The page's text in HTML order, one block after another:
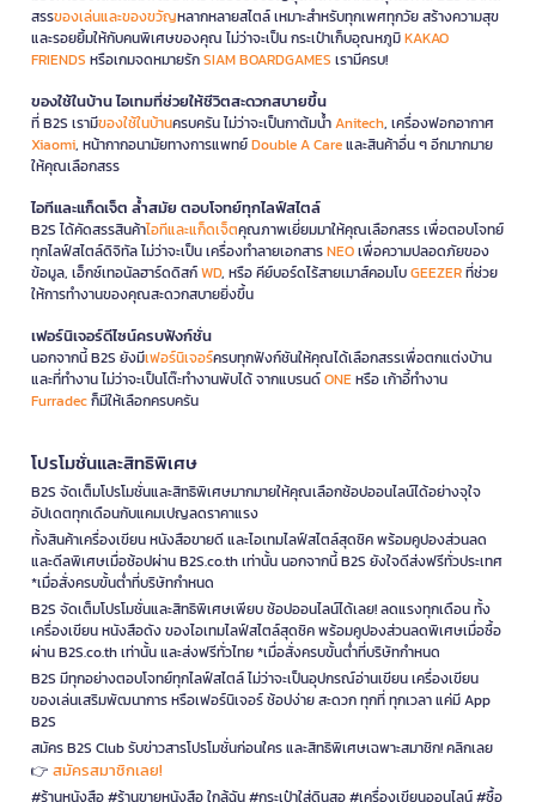
สรรของเล่นและของขวัญหลากหลายสไตล์ เหมาะสำหรับทุกเพศทุกวัย สร้างความสุข
และรอยยิ้มให้กับคนพิเศษของคุณ ไม่ว่าจะเป็น กระเป๋าเก็บอุณหภูมิKAKAO
FRIENDS หรือเกมจดหมายรักSIAM BOARDGAMES เรามีครบ!
ของใช้ในบ้าน ไอเทมที่ช่วยให้ชีวิตสะดวกสบายขึ้น
ที่ B2S เรามีของใช้ในบ้านครบครัน ไม่ว่าจะเป็นกาต้มน้ำAnitech, เครื่องฟอกอากาศ
Xiaomi, หน้ากากอนามัยทางการแพทย์Double A Careและสินค้าอื่น ๆ อีกมากมาย
ให้คุณเลือกสรร
ไอทีและแก็ดเจ็ต ล้ำสมัย ตอบโจทย์ทุกไลฟ์สไตล์
B2S ได้คัดสรรสินค้าไอทีและแก็ดเจ็ตคุณภาพเยี่ยมมาให้คุณเลือกสรร เพื่อตอบโจทย์
ทุกไลฟ์สไตล์ดิจิทัล ไม่ว่าจะเป็น เครื่องทำลายเอกสารNEOเพื่อความปลอดภัยของ
ข้อมูล, เอ็กซ์เทอนัลฮาร์ดดิสก์WD, หรือ คีย์บอร์ดไร้สายเมาส์คอมโบGEEZERที่ช่วย
ให้การทำงานของคุณสะดวกสบายยิ่งขึ้น
เฟอร์นิเจอร์ดีไซน์ครบฟังก์ชั่น
นอกจากนี้ B2S ยังมีเฟอร์นิเจอร์ครบทุกฟังก์ชันให้คุณได้เลือกสรรเพื่อตกแต่งบ้าน
และที่ทำงาน ไม่ว่าจะเป็นโต๊ะทำงานพับได้ จากแบรนด์ONEหรือ เก้าอี้ทำงาน
Furradecก็มีให้เลือกครบครัน
โปรโมชั่นและสิทธิพิเศษ
B2S จัดเต็มโปรโมชั่นและสิทธิพิเศษมากมายให้คุณเลือกช้อปออนไลน์ได้อย่างจุใจ
อัปเดตทุกเดือนกับแคมเปญลดราคาแรง
ทั้งสินค้าเครื่องเขียน หนังสือขายดี และไอเทมไลฟ์สไตล์สุดชิค พร้อมคูปองส่วนลด
และดีลพิเศษเมื่อช้อปผ่าน B2S.co.th เท่านั้น นอกจากนี้ B2S ยังใจดีส่งฟรีทั่วประเทศ
*เมื่อสั่งครบขั้นต่ำที่บริษัทกำหนด
B2S จัดเต็มโปรโมชั่นและสิทธิพิเศษเพียบ ช้อปออนไลน์ได้เลย! ลดแรงทุกเดือน ทั้ง
เครื่องเขียน หนังสือดัง ของไอเทมไลฟ์สไตล์สุดชิค พร้อมคูปองส่วนลดพิเศษเมื่อซื้อ
ผ่าน B2S.co.th เท่านั้น และส่งฟรีทั่วไทย *เมื่อสั่งครบขั้นต่ำที่บริษัทกำหนด
B2S มีทุกอย่างตอบโจทย์ทุกไลฟ์สไตล์ ไม่ว่าจะเป็นอุปกรณ์อ่านเขียน เครื่องเขียน
ของเล่นเสริมพัฒนาการ หรือเฟอร์นิเจอร์ ช้อปง่าย สะดวก ทุกที่ ทุกเวลา แค่มี App
B2S
สมัคร B2S Club รับข่าวสารโปรโมชั่นก่อนใคร และสิทธิพิเศษเฉพาะสมาชิก! คลิกเลย
👉 สมัครสมาชิกเลย!
#ร้านหนังสือ #ร้านขายหนังสือ ใกล้ฉัน #กระเป๋าใส่ดินสอ #เครื่องเขียนออนไลน์ #ซื้อ